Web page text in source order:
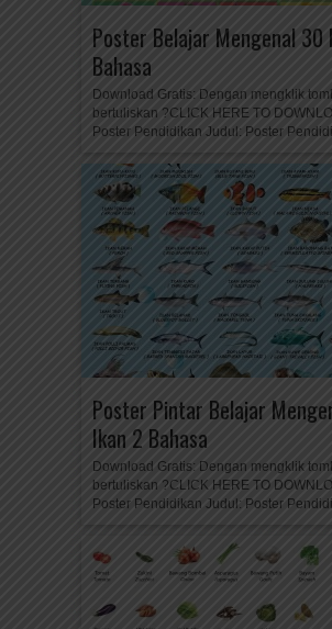
Poster Belajar Mengenal 30
Bahasa
Download Gratis: Dengan mengklik
bertuliskan ?CLICK HERE TO
Poster Pendidikan Judul: Poster
Poster Pintar Belajar
Ikan 2 Bahasa
Download Gratis: Dengan mengklik
bertuliskan ?CLICK HERE TO
Poster Pendidikan Judul: Poster